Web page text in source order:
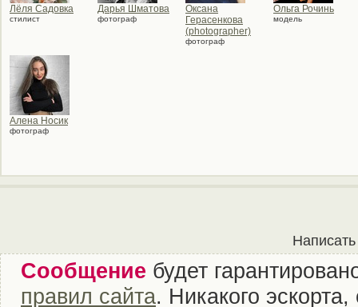
Лёля Садовка
стилист
Дарья Шматова
фотограф
Оксана
Герасенкова
(photographer)
фотограф
Ольга Рочинь
модель
Алена Носик
фотограф
Сообщение будет
правил сайта. Никакого